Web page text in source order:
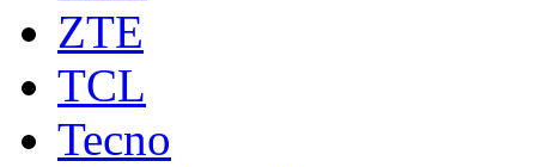
ZTE
TCL
Tecno